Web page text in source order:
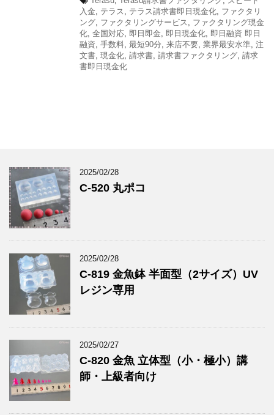
入金, テラス , テラス請求書即日現金化, ファクタリ
ング, ファクタリングサービス , ファクタリング現金
化, 全国対応, 即日即金, 即日現金化, 即日融資 即日
融資, 手数料, 最短90分, 来店不要, 業界最安水準, 注
文書, 現金化, 請求書, 請求書ファクタリング, 請求
書即日現金化
2025/02/28
C-520 丸ポコ
2025/02/28
C-819 金魚鉢 半面型（2サイズ）UV
レジン専用
2025/02/27
C-820 金魚 立体型（小・極小）講
師・上級者向け